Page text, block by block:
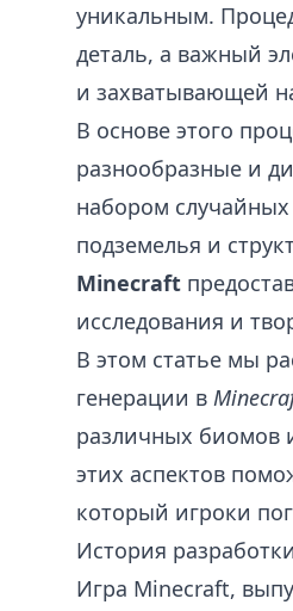
уникальным.
деталь, а важный
и захватывающей
В основе этого
разнообразные и
набором
подземелья и
Minecraft
исследования и
В этом статье мы
генерации в
различных биомов
этих аспектов
который игроки
История
Игра Minecraft,